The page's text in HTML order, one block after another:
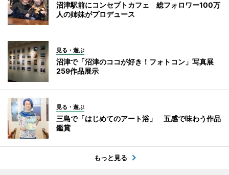
沼津駅前にコンセプトカフェ 総フォロワー100万
人の姉妹がプロデュース
見る・遊ぶ
沼津で「沼津のココが好き！フォトコン」写真展
259作品展示
見る・遊ぶ
三島で「はじめてのアート浴」 五感で味わう作品
鑑賞
もっと見る